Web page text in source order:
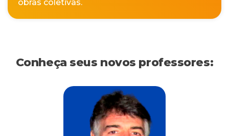
obras coletivas.
Conheça seus novos professores: